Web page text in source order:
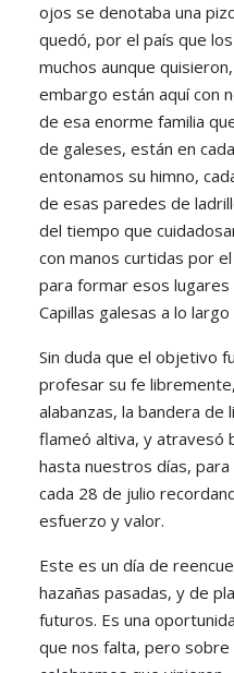
ojos se denotaba una
quedó, por el país que
muchos aunque
embargo están aquí con
de esa enorme familia
de galeses, están en
entonamos su himno,
de esas paredes de
del tiempo que
con manos curtidas por
para formar esos
Capillas galesas a lo
Sin duda que el objetivo
profesar su fe
alabanzas, la bandera de
flameó altiva, y atravesó
hasta nuestros días,
cada 28 de julio
esfuerzo y valor.
Este es un día de
hazañas pasadas, y de
futuros. Es una
que nos falta, pero